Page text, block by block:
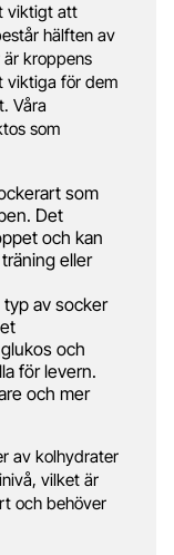
viktigt att
hälften av
är kroppens
viktiga för dem
Våra
som
som
Det
och kan
eller
typ av socker
och
för levern.
och mer
av kolhydrater
vilket är
och behöver